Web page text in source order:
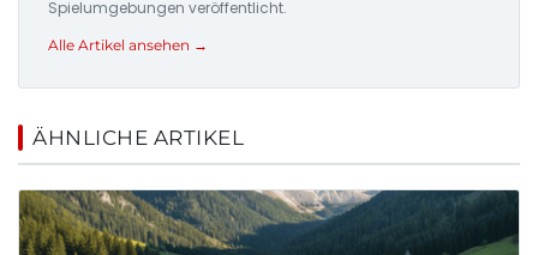
Spielumgebungen veröffentlicht.
Alle Artikel ansehen →
ÄHNLICHE ARTIKEL